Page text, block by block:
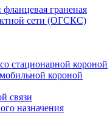
граненая
сети (ОГСКС)
стационарной короной
короной
связи
назначения